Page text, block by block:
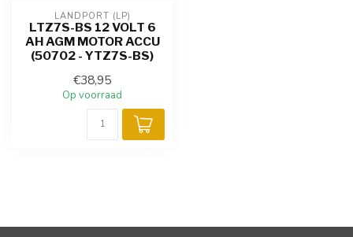
LANDPORT (LP)
LTZ7S-BS 12 VOLT 6
AH AGM MOTOR ACCU
(50702 - YTZ7S-BS)
€38,95
Op voorraad